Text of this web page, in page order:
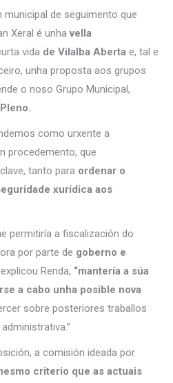
de seguimento que
Xeral é unha vella
vida de Vilalba Aberta e, tal e
unha proposta aos grupos
o noso Grupo Municipal,
como urxente a
procedemento, que
tanto para ordenar o
xurídica aos
permitiría a fiscalización do
por parte de goberno e
Renda, “mantería a súa
a cabo unha posible nova
sobre posteriores traballos
a comisión ideada por
criterio que as actuais